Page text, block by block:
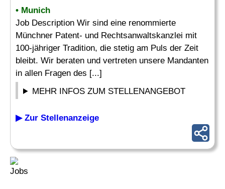
• Munich
Job Description Wir sind eine renommierte
Münchner Patent- und Rechtsanwaltskanzlei mit
100-jähriger Tradition, die stetig am Puls der Zeit
bleibt. Wir beraten und vertreten unsere Mandanten
in allen Fragen des [...]
MEHR INFOS ZUM STELLENANGEBOT
▶ Zur Stellenanzeige